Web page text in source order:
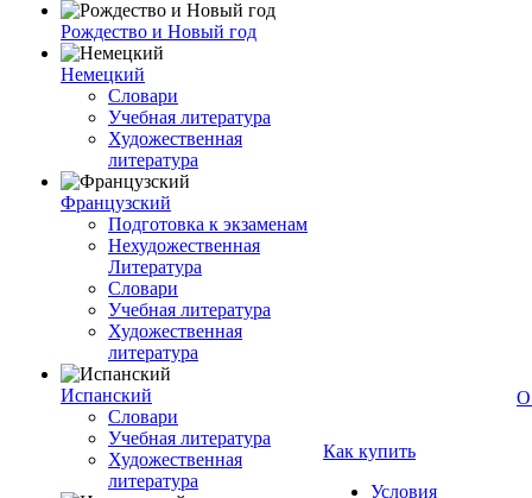
Рождество и Новый год
Немецкий
Словари
Учебная литература
Художественная
литература
Французский
Подготовка к экзаменам
Нехудожественная
Литература
Словари
Учебная литература
Художественная
литература
Испанский
Словари
Учебная литература
Художественная
литература
Как купить
Условия
О